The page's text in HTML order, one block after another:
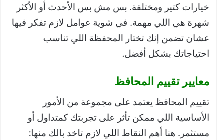
خيارات كتير ومختلفة. بس مش بس الأحدث أو الأكثر
شهرة هي اللي مهمة. في شوية عوامل لازم تفكر فيها
عشان تضمن إنك تختار المحفظة اللي تناسب
احتياجاتك بشكل أفضل.
معايير تقييم المحافظ
تقييم المحافظ يعتمد على مجموعة من الأمور
الأساسية اللي ممكن تأثر على تجربتك كمتداول أو
مستثمر. هنا أهم النقاط اللي لازم تاخد بالك منها: